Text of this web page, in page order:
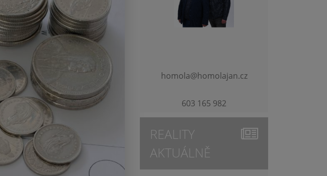
homola@homolajan.cz
603 165 982
REALITY
AKTUÁLNĚ